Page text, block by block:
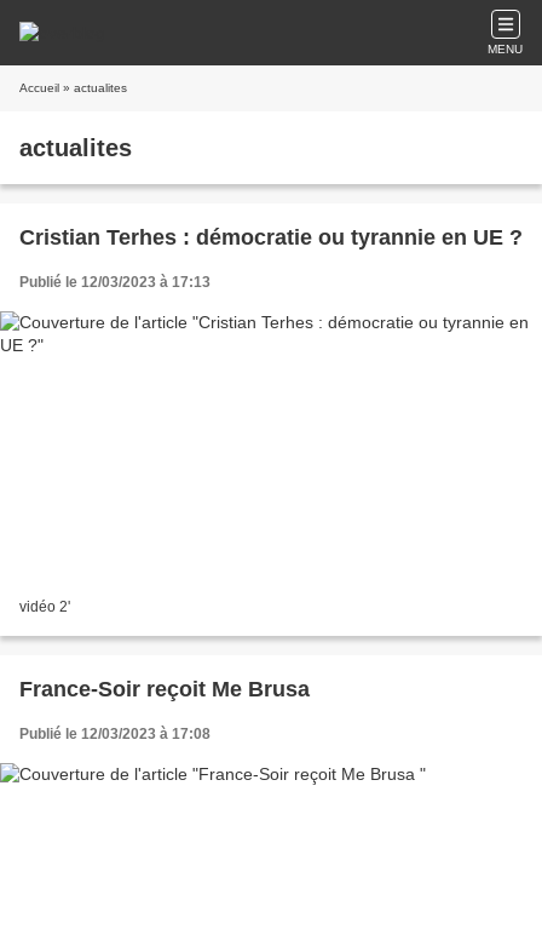
MENU
Accueil » actualites
actualites
Cristian Terhes : démocratie ou tyrannie en UE ?
Publié le 12/03/2023 à 17:13
vidéo 2'
France-Soir reçoit Me Brusa
Publié le 12/03/2023 à 17:08